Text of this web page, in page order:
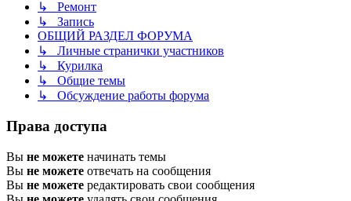
↳ Ремонт
↳ Запись
ОБЩИЙ РАЗДЕЛ ФОРУМА
↳ Личные странички участников
↳ Курилка
↳ Общие темы
↳ Обсуждение работы форума
Права доступа
Вы не можете начинать темы
Вы не можете отвечать на сообщения
Вы не можете редактировать свои сообщения